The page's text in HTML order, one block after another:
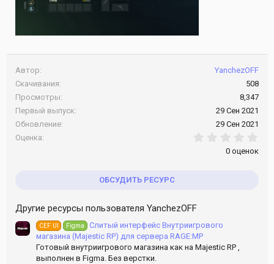
Автор
YanchezOFF
Скачивания
508
Просмотры
8,347
Первый выпуск
29 Сен 2021
Обновление
29 Сен 2021
Оценка
0 оценок
ОБСУДИТЬ РЕСУРС
Другие ресурсы пользователя YanchezOFF
CEF UI Figma Слитый интерфейс Внутриигрового
магазина (Majestic RP) для сервера RAGE:MP
Готовый внутриигрового магазина как на Majestic RP ,
выполнен в Figma. Без верстки.